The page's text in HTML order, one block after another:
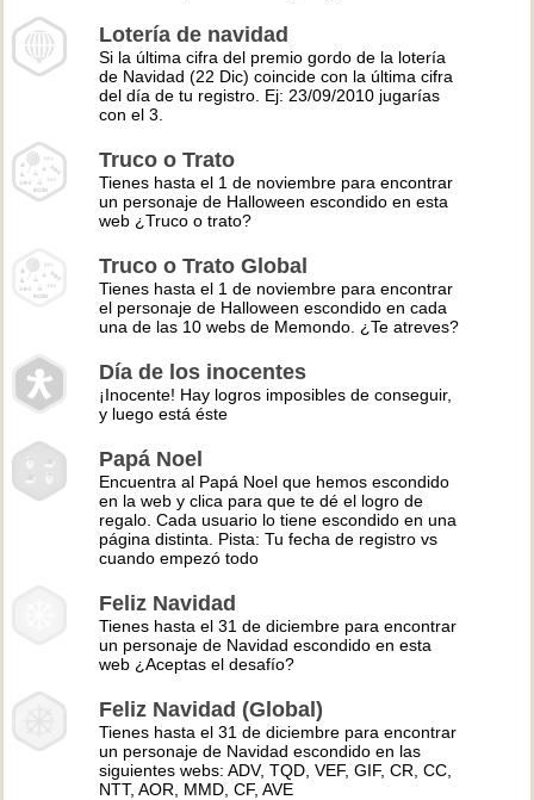
Lotería de navidad
Si la última cifra del premio gordo de la lotería
de Navidad (22 Dic) coincide con la última cifra
del día de tu registro. Ej: 23/09/2010 jugarías
con el 3.
Truco o Trato
Tienes hasta el 1 de noviembre para encontrar
un personaje de Halloween escondido en esta
web ¿Truco o trato?
Truco o Trato Global
Tienes hasta el 1 de noviembre para encontrar
el personaje de Halloween escondido en cada
una de las 10 webs de Memondo. ¿Te atreves?
Día de los inocentes
¡Inocente! Hay logros imposibles de conseguir,
y luego está éste
Papá Noel
Encuentra al Papá Noel que hemos escondido
en la web y clica para que te dé el logro de
regalo. Cada usuario lo tiene escondido en una
página distinta. Pista: Tu fecha de registro vs
cuando empezó todo
Feliz Navidad
Tienes hasta el 31 de diciembre para encontrar
un personaje de Navidad escondido en esta
web ¿Aceptas el desafío?
Feliz Navidad (Global)
Tienes hasta el 31 de diciembre para encontrar
un personaje de Navidad escondido en las
siguientes webs: ADV, TQD, VEF, GIF, CR, CC,
NTT, AOR, MMD, CF, AVE